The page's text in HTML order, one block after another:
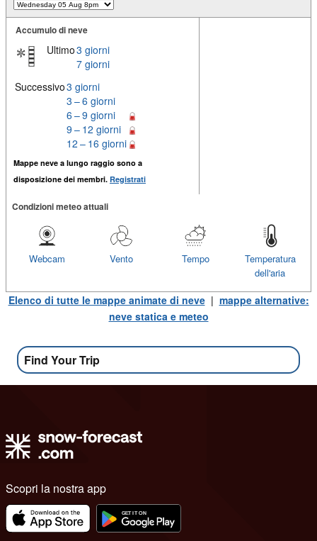
Accumulo di neve
Ultimo3 giorni
7 giorni
Successivo3 giorni
3 – 6 giorni
6 – 9 giorni
9 – 12 giorni
12 – 16 giorni
Mappe neve a lungo raggio sono a
disposizione dei membri. Registrati
Condizioni meteo attuali
Temperatura
dell'aria
Tempo
Vento
Webcam
Elenco di tutte le mappe animate di neve| mappe alternative:
neve statica e meteo
Find Your Trip
Scopri la nostra app